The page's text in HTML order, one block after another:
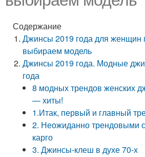
Содержание
Джинсы 2019 года для женщин
выбираем модель
Джинсы 2019 года. Модные
года
8 модных трендов женских
— хиты!
1.Итак, первый и главный
2. Неожиданно трендовыми
карго
3. Джинсы-клеш в духе 70-х